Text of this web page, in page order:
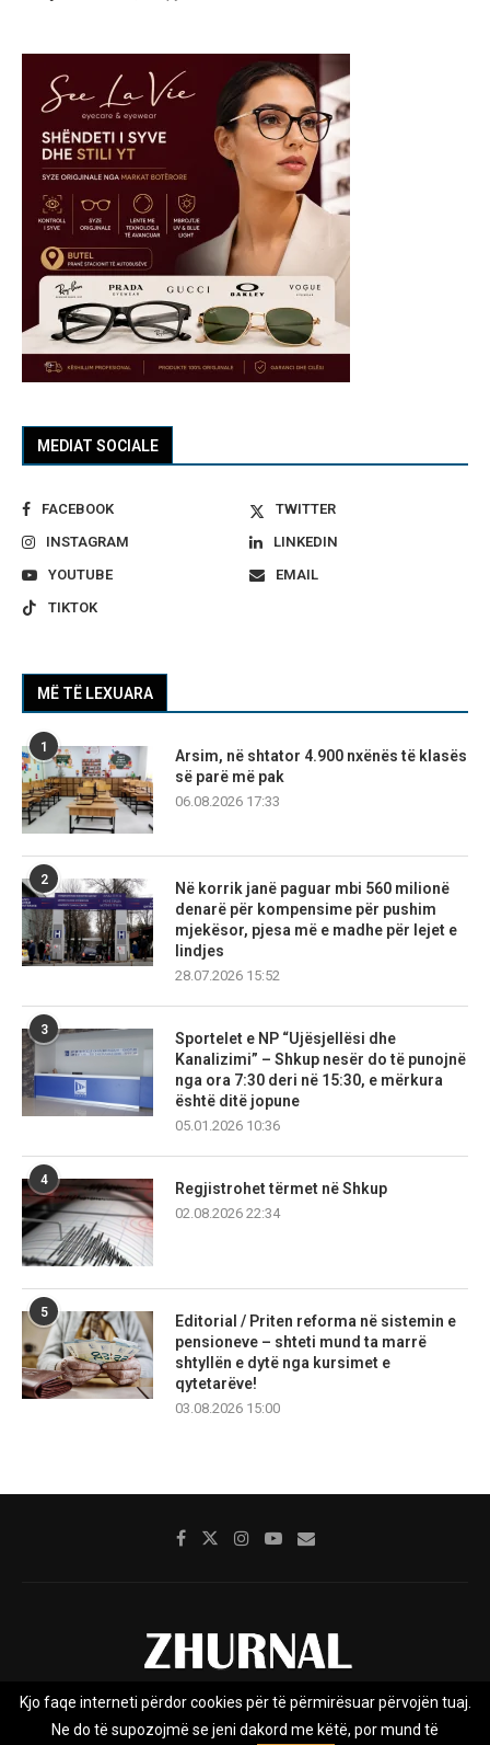
MEDIAT SOCIALE
FACEBOOK
TWITTER
INSTAGRAM
LINKEDIN
YOUTUBE
EMAIL
TIKTOK
MË TË LEXUARA
1
Arsim, në shtator 4.900 nxënës të klasës
së parë më pak
06.08.2026 17:33
2
Në korrik janë paguar mbi 560 milionë
denarë për kompensime për pushim
mjekësor, pjesa më e madhe për lejet e
lindjes
28.07.2026 15:52
3
Sportelet e NP “Ujësjellësi dhe
Kanalizimi” – Shkup nesër do të punojnë
nga ora 7:30 deri në 15:30, e mërkura
është ditë jopune
05.01.2026 10:36
4
Regjistrohet tërmet në Shkup
02.08.2026 22:34
5
Editorial / Priten reforma në sistemin e
pensioneve – shteti mund ta marrë
shtyllën e dytë nga kursimet e
qytetarëve!
03.08.2026 15:00
Rreth nesh Impresumi Marketing
Kjo faqe interneti përdor cookies për të përmirësuar përvojën tuaj.
Ne do të supozojmë se jeni dakord me këtë, por mund të